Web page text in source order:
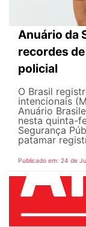
Anuário da
recordes
policial
O Brasil
intencionais
Anuário
nesta quinta-
Segurança
patamar
Publicado em: 24 de